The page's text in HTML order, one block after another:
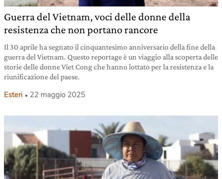
Guerra del Vietnam, voci delle donne della
resistenza che non portano rancore
Il 30 aprile ha segnato il cinquantesimo anniversario della fine della
guerra del Vietnam. Questo reportage è un viaggio alla scoperta delle
storie delle donne Viet Cong che hanno lottato per la resistenza e la
riunificazione del paese.
Esteri 22 maggio 2025